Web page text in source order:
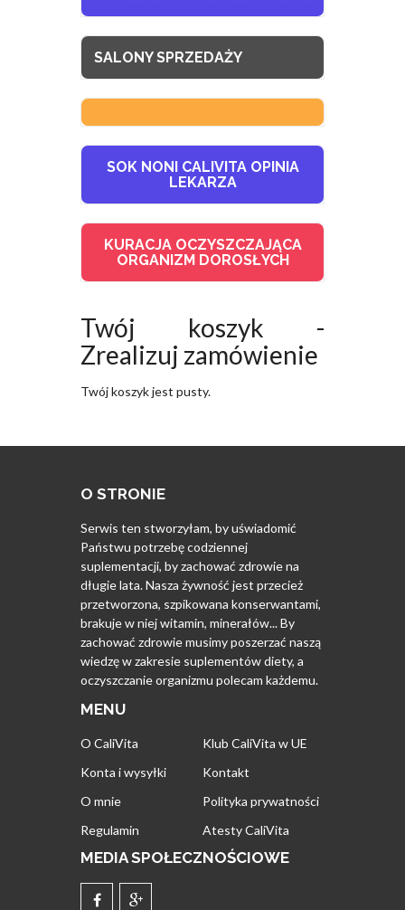
SALONY SPRZEDAŻY
SOK NONI CALIVITA OPINIA
LEKARZA
KURACJA OCZYSZCZAJĄCA
ORGANIZM DOROSŁYCH
Twój koszyk -
Zrealizuj zamówienie
Twój koszyk jest pusty.
O STRONIE
Serwis ten stworzyłam, by uświadomić
Państwu potrzebę codziennej
suplementacji, by zachować zdrowie na
długie lata. Nasza żywność jest przecież
przetworzona, szpikowana konserwantami,
brakuje w niej witamin, minerałów... By
zachować zdrowie musimy poszerzać naszą
wiedzę w zakresie suplementów diety, a
oczyszczanie organizmu polecam każdemu.
MENU
O CaliVita
Klub CaliVita w UE
Konta i wysyłki
Kontakt
O mnie
Polityka prywatności
Regulamin
Atesty CaliVita
MEDIA SPOŁECZNOŚCIOWE